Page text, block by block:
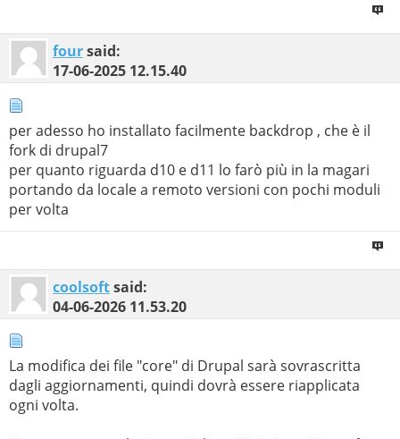
foursaid:
17-06-2025 12.15.40
per adesso ho installato facilmente backdrop , che è il
fork di drupal7
per quanto riguarda d10 e d11 lo farò più in la magari
portando da locale a remoto versioni con pochi moduli
per volta
coolsoftsaid:
04-06-2026 11.53.20
La modifica dei file "core" di Drupal sarà sovrascritta
dagli aggiornamenti, quindi dovrà essere riapplicata
ogni volta.